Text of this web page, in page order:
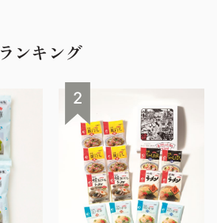
ランキング
2